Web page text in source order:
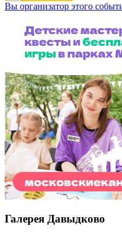
Вы организатор этого
Галерея Давыдково